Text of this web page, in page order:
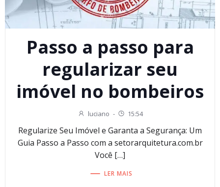
Passo a passo para
regularizar seu
imóvel no bombeiros
luciano - 15:54
Regularize Seu Imóvel e Garanta a Segurança: Um
Guia Passo a Passo com a setorarquitetura.com.br
Você […]
LER MAIS